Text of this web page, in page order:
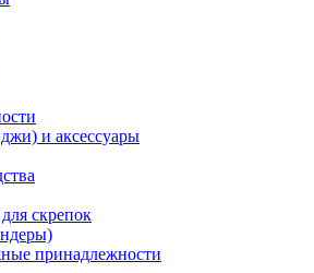
и аксессуары
скрепок
принадлежности